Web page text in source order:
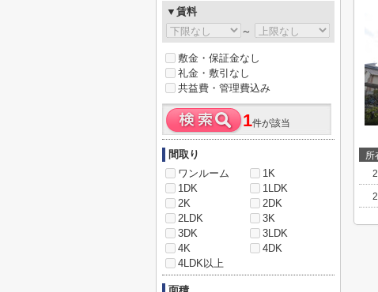
所
▼賃料
～
敷金・保証金なし
礼金・敷引なし
共益費・管理費込み
1件が該当
間取り
ワンルーム
1K
1DK
1LDK
2K
2DK
2LDK
3K
3DK
3LDK
4K
4DK
4LDK以上